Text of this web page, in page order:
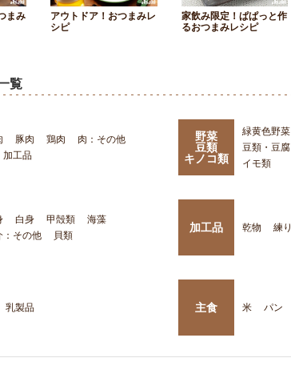
まみ
アウトドア！おつまみレ
シピ
家飲み限定！ぱぱっと作
るおつまみレシピ
覧
豚肉 鶏肉
肉：その他
加工品
野菜
豆類
キノコ類
緑黄色野菜
豆類・豆
イモ類
白身 甲殻類
海藻
：その他
貝類
加工品 乾物 練
乳製品 主食 米 パン